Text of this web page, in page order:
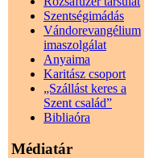
Szentségimádás
Vándorevangélium
imaszolgálat
Anyaima
Karitász csoport
„Szállást keres a
Szent család”
Bibliaóra
Médiatár